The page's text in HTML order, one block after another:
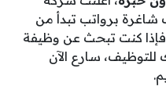
برواتب تبدأ من
سعودي، فإذا كنت تبحث عن وظيفة
للتوظيف، سارع الآن